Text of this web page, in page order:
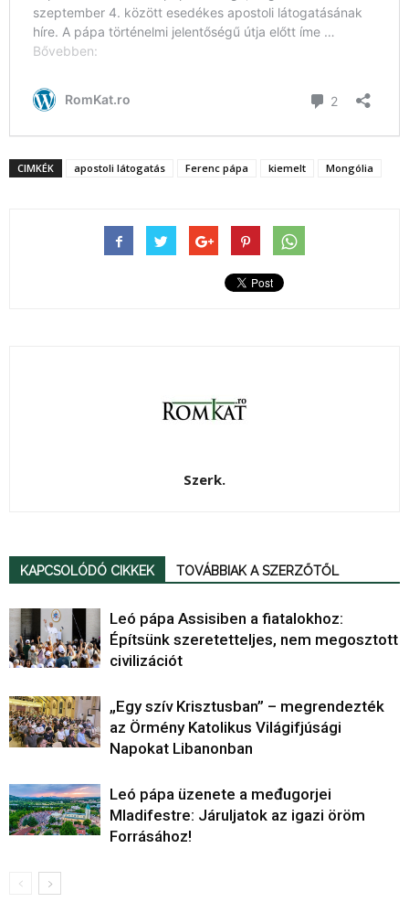
CIMKÉK apostoli látogatás Ferenc pápa kiemelt Mongólia
Szerk.
KAPCSOLÓDÓ CIKKEK TOVÁBBIAK A SZERZŐTŐL
Leó pápa Assisiben a fiatalokhoz:
Építsünk szeretetteljes, nem megosztott
civilizációt
„Egy szív Krisztusban” – megrendezték
az Örmény Katolikus Világifjúsági
Napokat Libanonban
Leó pápa üzenete a međugorjei
Mladifestre: Járuljatok az igazi öröm
Forrásához!